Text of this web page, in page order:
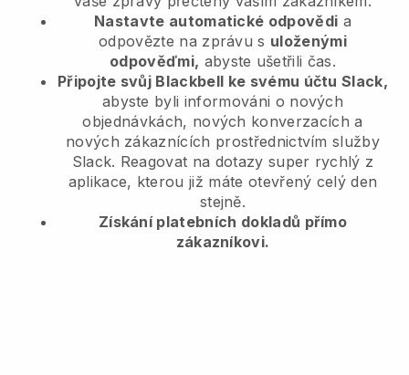
Nastavte automatické odpovědi a
odpovězte na zprávu s uloženými
odpověďmi, abyste ušetřili čas.
Připojte svůj Blackbell ke svému účtu Slack,
abyste byli informováni o nových
objednávkách, nových konverzacích a
nových zákaznících prostřednictvím služby
Slack. Reagovat na dotazy super rychlý z
aplikace, kterou již máte otevřený celý den
stejně.
Získání platebních dokladů přímo
zákazníkovi.